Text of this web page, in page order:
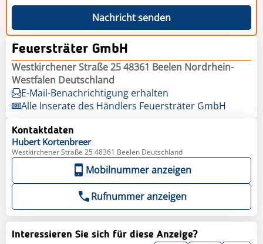
Nachricht senden
Feuersträter GmbH
Westkirchener Straße 25 48361 Beelen Nordrhein-
Westfalen Deutschland
E-Mail-Benachrichtigung erhalten
Alle Inserate des Händlers Feuersträter GmbH
Kontaktdaten
Hubert Kortenbreer
Westkirchener Straße 25 48361 Beelen Deutschland
Mobilnummer anzeigen
Rufnummer anzeigen
Interessieren Sie sich für diese Anzeige?